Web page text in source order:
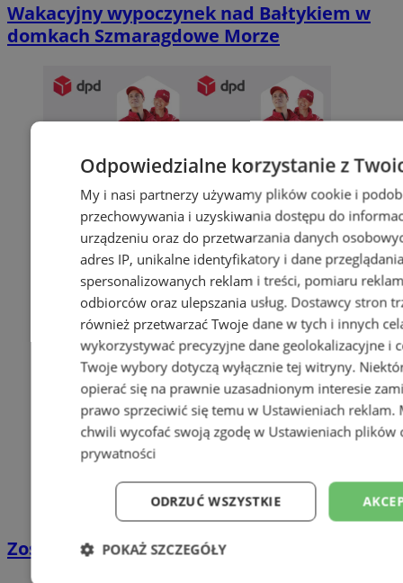
Wakacyjny wypoczynek nad Bałtykiem w
domkach Szmaragdowe Morze
Zostań kierowcą w DPD
Odpowiedzialne korzystanie z
My i nasi partnerzy używamy plików cookie i
przechowywania i uzyskiwania dostępu do
urządzeniu oraz do przetwarzania danych
adres IP, unikalne identyfikatory i dane
spersonalizowanych reklam i treści, pomiaru
odbiorców oraz ulepszania usług. Dostawcy stron
również przetwarzać Twoje dane w tych i innych
wykorzystywać precyzyjne dane geolokalizacyjne i
Twoje wybory dotyczą wyłącznie tej witryny.
opierać się na prawnie uzasadnionym interesie
prawo sprzeciwić się temu w Ustawieniach reklam.
chwili wycofać swoją zgodę w Ustawieniach plików
prywatności
ODRZUĆ WSZYSTKIE
POKAŻ SZCZEGÓŁY